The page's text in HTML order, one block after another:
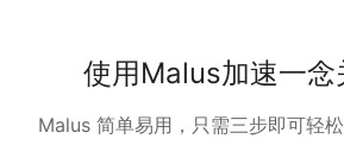
使用Malus加速一念
Malus 简单易用，只需三步即可轻